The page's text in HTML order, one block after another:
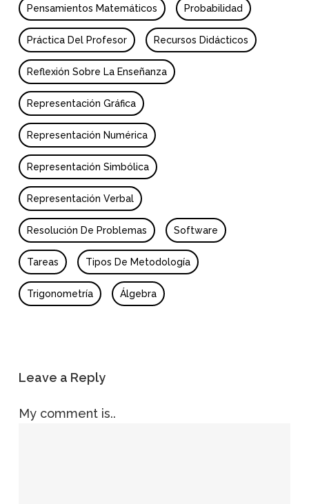
Pensamientos Matemáticos Probabilidad
Práctica Del Profesor Recursos Didácticos
Reflexión Sobre La Enseñanza
Representación Gráfica
Representación Numérica
Representación Simbólica
Representación Verbal
Resolución De Problemas Software
Tareas Tipos De Metodología
Trigonometría Álgebra
Leave a Reply
My comment is..